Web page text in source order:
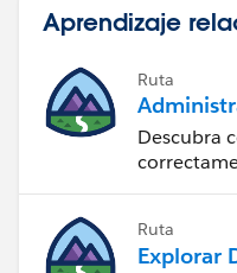
Aprendizaje
Ruta
Descubra
Ruta
Explorar